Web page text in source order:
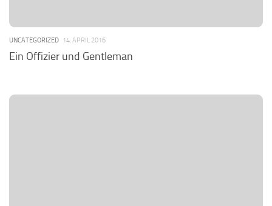
UNCATEGORIZED 14. APRIL 2016
Ein Offizier und Gentleman